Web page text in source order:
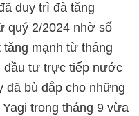
duy trì đà tăng
quý 2/2024 nhờ số
mạnh từ tháng
đầu tư trực tiếp nước
đã bù đắp cho những
trong tháng 9 vừa